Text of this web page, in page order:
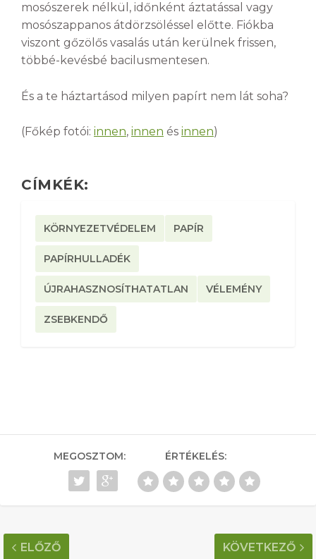
mosószerek nélkül, időnként áztatással vagy
mosószappanos átdörzsöléssel előtte. Fiókba
viszont gőzölős vasalás után kerülnek frissen,
többé-kevésbé bacilusmentesen.
És a te háztartásod milyen papírt nem lát soha?
(Főkép fotói: innen, innen és innen)
CÍMKÉK:
KÖRNYEZETVÉDELEM PAPÍR
PAPÍRHULLADÉK
ÚJRAHASZNOSÍTHATATLAN VÉLEMÉNY
ZSEBKENDŐ
MEGOSZTOM: ÉRTÉKELÉS:
ELŐZŐ KÖVETKEZŐ